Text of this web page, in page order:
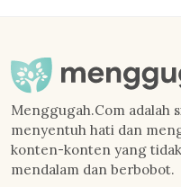
Menggugah.Com adalah
menyentuh hati dan
konten-konten yang
mendalam dan berbobot.